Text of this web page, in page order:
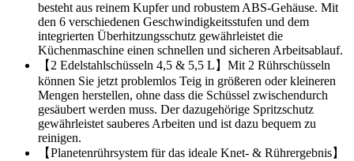
besteht aus reinem Kupfer und robustem ABS-Gehäuse. Mit
den 6 verschiedenen Geschwindigkeitsstufen und dem
integrierten Überhitzungsschutz gewährleistet die
Küchenmaschine einen schnellen und sicheren Arbeitsablauf.
【2 Edelstahlschüsseln 4,5 & 5,5 L】Mit 2 Rührschüsseln
können Sie jetzt problemlos Teig in größeren oder kleineren
Mengen herstellen, ohne dass die Schüssel zwischendurch
gesäubert werden muss. Der dazugehörige Spritzschutz
gewährleistet sauberes Arbeiten und ist dazu bequem zu
reinigen.
【Planetenrührsystem für das ideale Knet- & Rührergebnis】